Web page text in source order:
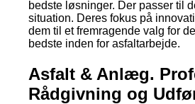
bedste løsninger. Der passer til
situation. Deres fokus på
dem til et fremragende valg for
bedste inden for asfaltarbejde.
Asfalt & Anlæg.
Rådgivning og